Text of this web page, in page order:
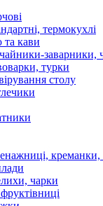
термокухлі
кави
заварники,
турки
столу
креманки,
чарки